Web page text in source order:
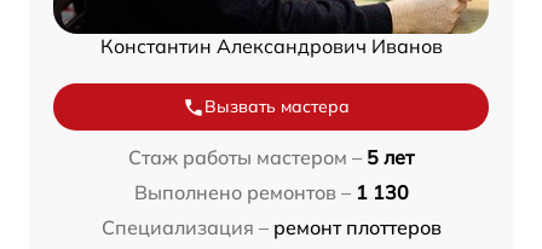
Константин Александрович Иванов
Вызвать мастера
Стаж работы мастером – 5 лет
Выполнено ремонтов – 1 130
Специализация – ремонт плоттеров